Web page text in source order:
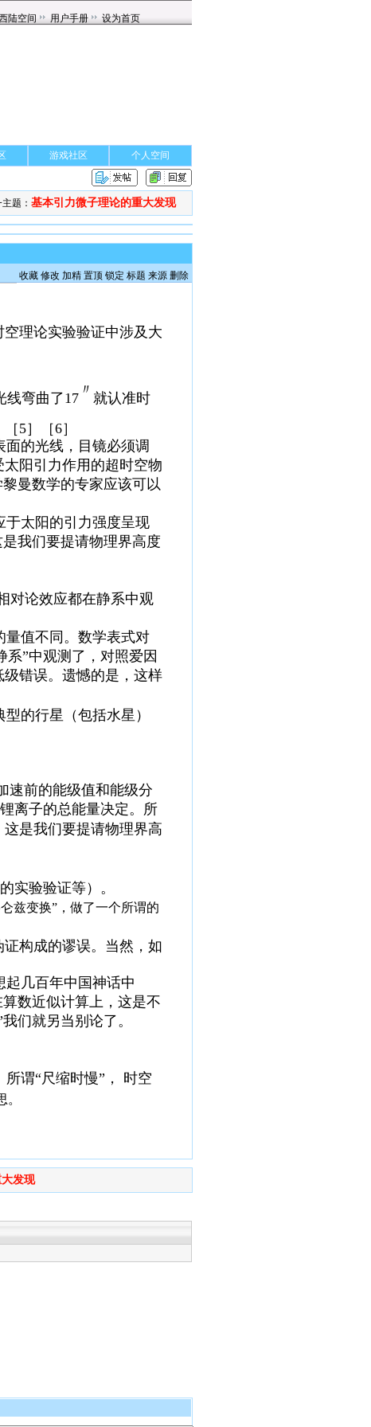
游戏社区
个人空间
题： 基本引力微子理论的重大发现
收藏 修改 加精 置顶 锁定 标题 来源 删除
理论实验验证中涉及大
线弯曲了17
〃
就认准时
［5］［6］
面的光线，目镜必须调
阳引力作用的超时空物
曼数学的专家应该可以
于太阳的引力强度呈现
是我们要提请物理界高度
对论效应都在静系中观
量值不同。数学表式对
系”中观测了，对照爱因
错误。 遗憾的是，这样
的行星（包括水星）
速前的能级值和能级分
锂离子的总能量决定。所
这是我们要提请物理界高
实验验证等）。
兹变换”，做了一个所谓的
构成的谬误。当然，如
几百年中国神话中
数近似计算上，这是不
们就另当别论了。
所谓“尺缩时慢”， 时空
发现